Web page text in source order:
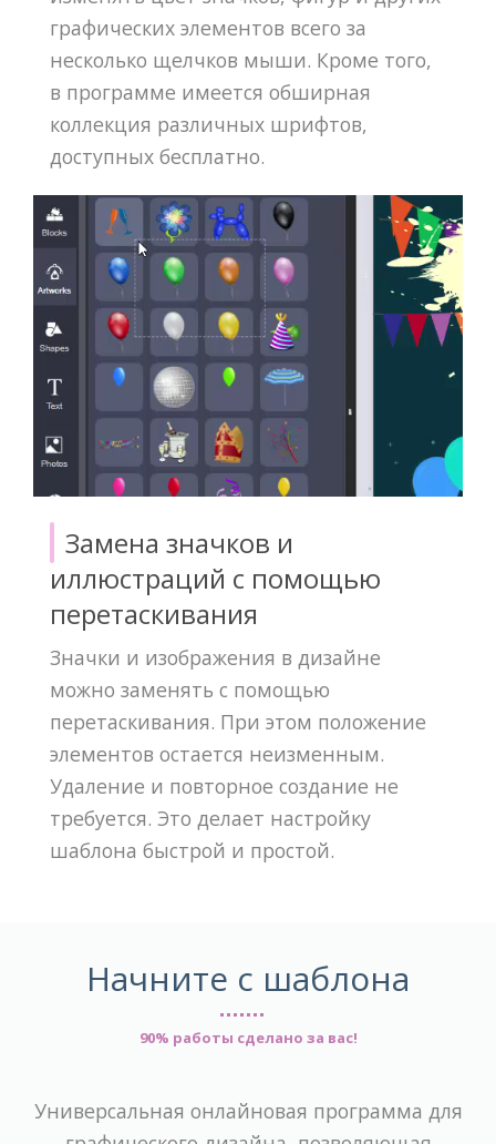
графических элементов всего за
несколько щелчков мыши. Кроме того,
в программе имеется обширная
коллекция различных шрифтов,
доступных бесплатно.
Замена значков и
иллюстраций с помощью
перетаскивания
Значки и изображения в дизайне
можно заменять с помощью
перетаскивания. При этом положение
элементов остается неизменным.
Удаление и повторное создание не
требуется. Это делает настройку
шаблона быстрой и простой.
Начните с шаблона
90% работы сделано за вас!
Универсальная онлайновая программа для